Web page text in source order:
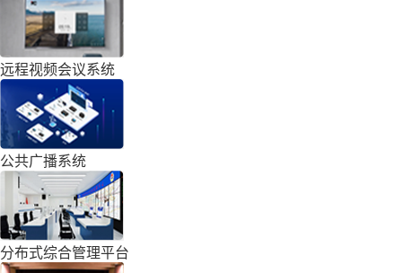
远程视频会议系统
公共广播系统
分布式综合管理平台